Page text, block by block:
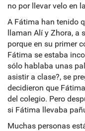
no por llevar velo en
A Fátima han tenido
llaman Alí y Zhora, a
porque en su primer
Fátima se estaba
sólo hablaba unas
asistir a clase?, se
decidieron que
del colegio. Pero
si Fátima llevaba
Muchas personas